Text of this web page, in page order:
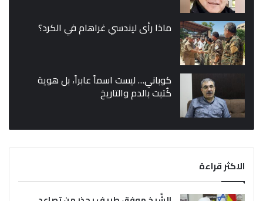
ماذا رأى ليندسي غراهام في الكرد؟
كوباني… ليست اسماً عابراً، بل هوية
كُتبت بالدم والتاريخ
الاكثر قراءة